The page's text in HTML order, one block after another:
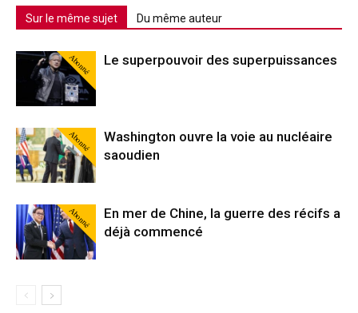
Sur le même sujet Du même auteur
Abonné Le superpouvoir des superpuissances
Abonné
Washington ouvre la voie au nucléaire
saoudien
Abonné
En mer de Chine, la guerre des récifs a
déjà commencé